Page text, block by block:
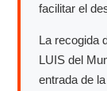
facilitar el
La recogida
LUIS del
entrada de